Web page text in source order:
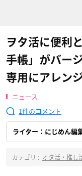
ヲタ活に便利
手帳」がバー
専用にアレン
ニュース
1
ライター：にじめん編
カテゴリ : オタ活・推し